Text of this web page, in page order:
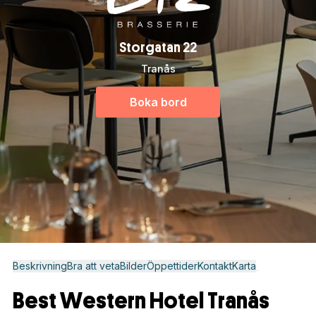
Storgatan 22
Tranås
Boka bord
BeskrivningBra att vetaBilderÖppettiderKontaktKarta
Best Western Hotel Tranås